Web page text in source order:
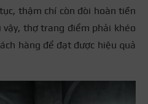
thậm chí còn đòi hoàn tiền
vậy, thợ trang điểm phải khéo
hàng để đạt được hiệu quả